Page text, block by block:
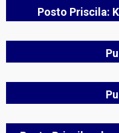
Posto Priscila: